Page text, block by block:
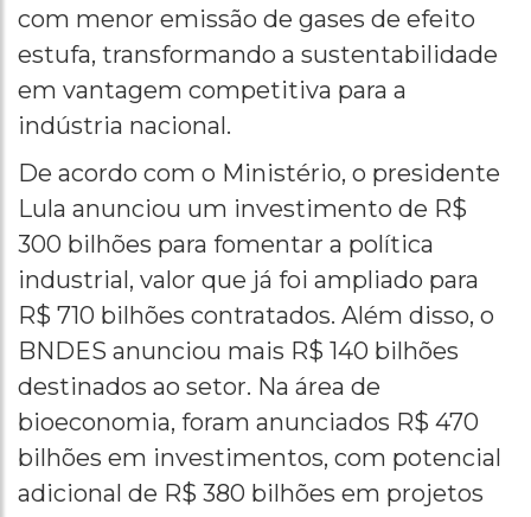
com menor emissão de gases de efeito
estufa, transformando a sustentabilidade
em vantagem competitiva para a
indústria nacional.
De acordo com o Ministério, o presidente
Lula anunciou um investimento de R$
300 bilhões para fomentar a política
industrial, valor que já foi ampliado para
R$ 710 bilhões contratados. Além disso, o
BNDES anunciou mais R$ 140 bilhões
destinados ao setor. Na área de
bioeconomia, foram anunciados R$ 470
bilhões em investimentos, com potencial
adicional de R$ 380 bilhões em projetos